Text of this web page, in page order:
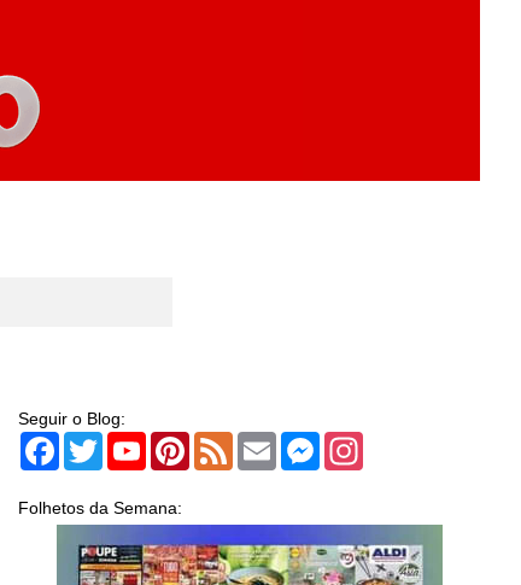
Seguir o Blog:
Facebook
TwitterYouTubePinterest
Feed Email Messenger
Folhetos da Semana: